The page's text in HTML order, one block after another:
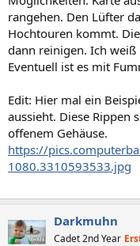
rangehen. Den Lüfter
Hochtouren kommt.
dann reinigen. Ich weiß
Eventuell ist es mit
Edit: Hier mal ein
aussieht. Diese Rippen
offenem Gehäuse.
https://
1080.3310593533.jpg
Darkmuhn
Cadet 2nd Year